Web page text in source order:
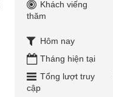
Khách viếng
thăm
Hôm nay
Tháng hiện tại
Tổng lượt truy
cập